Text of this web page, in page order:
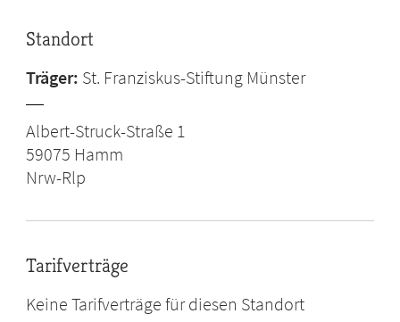
Standort
Träger: St. Franziskus-Stiftung Münster
Albert-Struck-Straße 1
59075 Hamm
Nrw-Rlp
Tarifverträge
Keine Tarifverträge für diesen Standort